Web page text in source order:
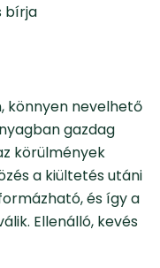
bírja
könnyen nevelhető
gazdag
körülmények
a kiültetés utáni
és így a
Ellenálló, kevés